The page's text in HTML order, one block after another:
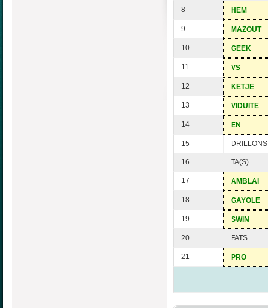
8 HEM
9 MAZOUT
10 GEEK
11 VS
12 KETJE
13 VIDUITE
14 EN
15 DRILLONS
16 TA(S)
17 AMBLAI
18 GAYOLE
19 SWIN
20 FATS
21 PRO